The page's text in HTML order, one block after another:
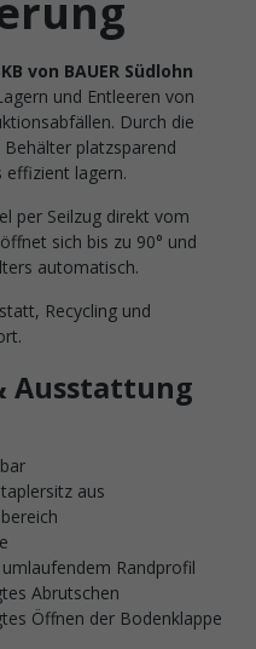
von BAUER Südlohn
und Entleeren von
Durch die
platzsparend
effizient lagern.
per Seilzug direkt vom
sich bis zu 90° und
automatisch.
Recycling und
Ausstattung
aus
Randprofil
Abrutschen
Öffnen der Bodenklappe